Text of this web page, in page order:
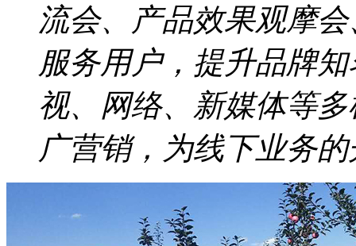
流会、产品效果观摩
服务用户，提升品牌
视、网络、新媒体等
广营销，为线下业务